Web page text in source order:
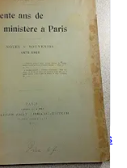
de ministère à Paris
1870-1900